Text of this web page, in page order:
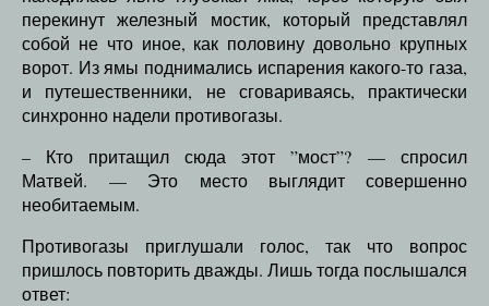
перекинут железный мостик, который представлял
собой не что иное, как половину довольно крупных
ворот. Из ямы поднимались испарения какого-то газа,
и путешественники, не сговариваясь, практически
синхронно надели противогазы.
– Кто притащил сюда этот ”мост”? — спросил
Матвей. — Это место выглядит совершенно
необитаемым.
Противогазы приглушали голос, так что вопрос
пришлось повторить дважды. Лишь тогда послышался
ответ: